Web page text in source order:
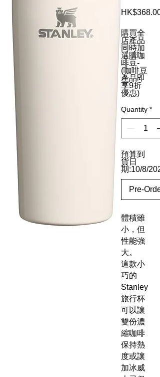
HK$368.00
購買全
店產品
同時加
選購咖
啡豆-
(咖啡豆
產品即
享9折
優惠)
Quantity *
預算到
貨日
期:10/8/
Pre-Order
體積雖
小，但
性能強
大。
這款小
巧的
Stanley
旅行杯
可以讓
雙份濃
縮咖啡
保持熱
度或讓
加冰威